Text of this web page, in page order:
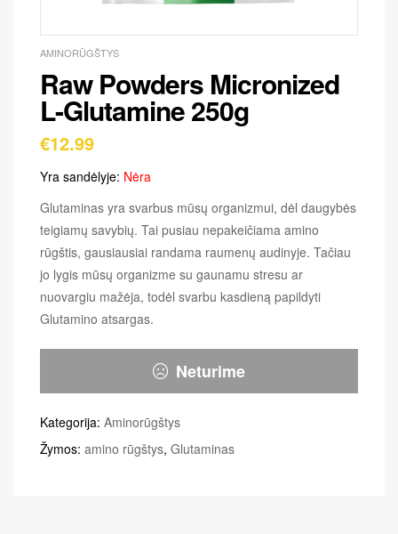
AMINORŪGŠTYS
Raw Powders Micronized
L-Glutamine 250g
€12.99
Yra sandėlyje: Nėra
Glutaminas yra svarbus mūsų organizmui, dėl daugybės
teigiamų savybių. Tai pusiau nepakeičiama amino
rūgštis, gausiausiai randama raumenų audinyje. Tačiau
jo lygis mūsų organizme su gaunamu stresu ar
nuovargiu mažėja, todėl svarbu kasdieną papildyti
Glutamino atsargas.
Neturime
Kategorija: Aminorūgštys
Žymos: amino rūgštys, Glutaminas